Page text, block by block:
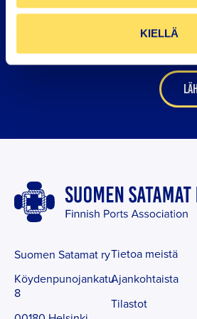
KIELLÄ
SATAMIEN UUTISKIRJE
Suomen Satamat ry
Köydenpunojankatu
8
Tietoa meistä
Ajankohtaista
Tilastot